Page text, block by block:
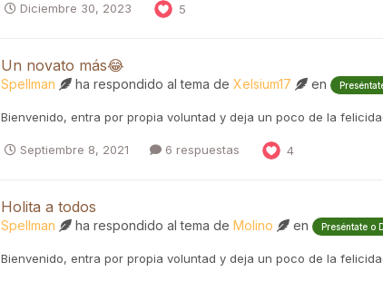
Diciembre 30, 2023 5
Un novato más😂
Spellman ha respondido al tema de Xelsium17 en
Bienvenido, entra por propia voluntad y deja un poco de la
Septiembre 8, 2021 6 respuestas 4
Holita a todos
Spellman ha respondido al tema de Molino en Preséntate o
Bienvenido, entra por propia voluntad y deja un poco de la